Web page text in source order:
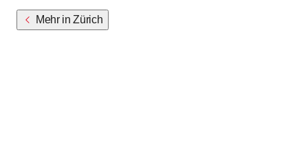
Mehr in Zürich